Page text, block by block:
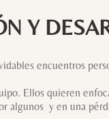
Y
encuentros
Ellos quieren
algunos y en una